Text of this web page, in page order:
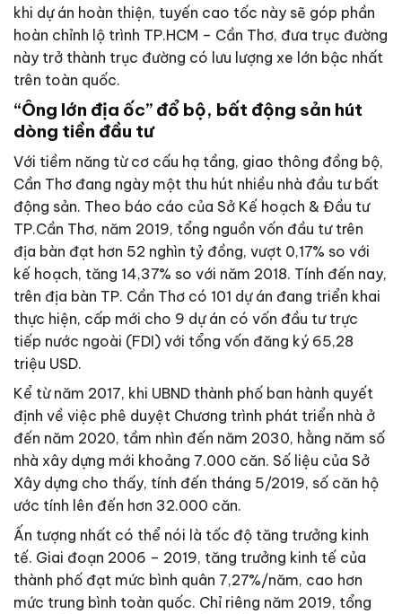
khi dự án hoàn thiện, tuyến cao tốc này sẽ góp phần
hoàn chỉnh lộ trình TP.HCM – Cần Thơ, đưa trục đường
này trở thành trục đường có lưu lượng xe lớn bậc nhất
trên toàn quốc.
“Ông lớn địa ốc” đổ bộ, bất động sản hút
dòng tiền đầu tư
Với tiềm năng từ cơ cấu hạ tầng, giao thông đồng bộ,
Cần Thơ đang ngày một thu hút nhiều nhà đầu tư bất
động sản. Theo báo cáo của Sở Kế hoạch & Đầu tư
TP.Cần Thơ, năm 2019, tổng nguồn vốn đầu tư trên
địa bàn đạt hơn 52 nghìn tỷ đồng, vượt 0,17% so với
kế hoạch, tăng 14,37% so với năm 2018. Tính đến nay,
trên địa bàn TP. Cần Thơ có 101 dự án đang triển khai
thực hiện, cấp mới cho 9 dự án có vốn đầu tư trực
tiếp nước ngoài (FDI) với tổng vốn đăng ký 65,28
triệu USD.
Kể từ năm 2017, khi UBND thành phố ban hành quyết
định về việc phê duyệt Chương trình phát triển nhà ở
đến năm 2020, tầm nhìn đến năm 2030, hằng năm số
nhà xây dựng mới khoảng 7.000 căn. Số liệu của Sở
Xây dựng cho thấy, tính đến tháng 5/2019, số căn hộ
ước tính lên đến hơn 32.000 căn.
Ấn tượng nhất có thể nói là tốc độ tăng trưởng kinh
tế. Giai đoạn 2006 – 2019, tăng trưởng kinh tế của
thành phố đạt mức bình quân 7,27%/năm, cao hơn
mức trung bình toàn quốc. Chỉ riêng năm 2019, tổng